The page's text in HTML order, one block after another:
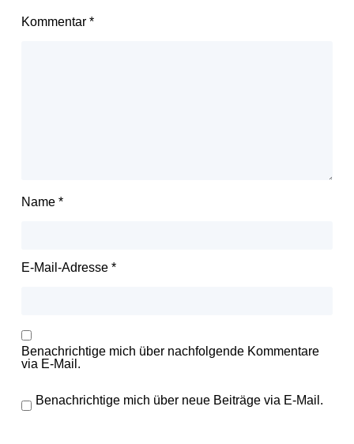
Kommentar *
Name *
E-Mail-Adresse *
Benachrichtige mich über nachfolgende Kommentare
via E-Mail.
Benachrichtige mich über neue Beiträge via E-Mail.